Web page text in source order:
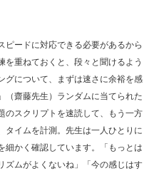
ピードに対応できる必要があるから
を重ねておくと、段々と聞けるよう
グについて、まずは速さに余裕を感
（齋藤先生）ランダムに当てられた
のスクリプトを速読して、もう一方
タイムを計測。先生は一人ひとりに
細かく確認しています。「もっとは
ズムがよくないね」「今の感じはす